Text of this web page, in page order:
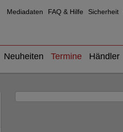
Mediadaten FAQ & Hilfe Sicherheit
Neuheiten Termine Händler